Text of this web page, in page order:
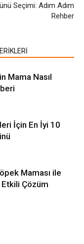
Seçimi: Adım Adım
Rehber
Mama Nasıl
İçin En İyi 10
Maması ile
Çözüm